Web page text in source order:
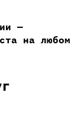
—
на любом